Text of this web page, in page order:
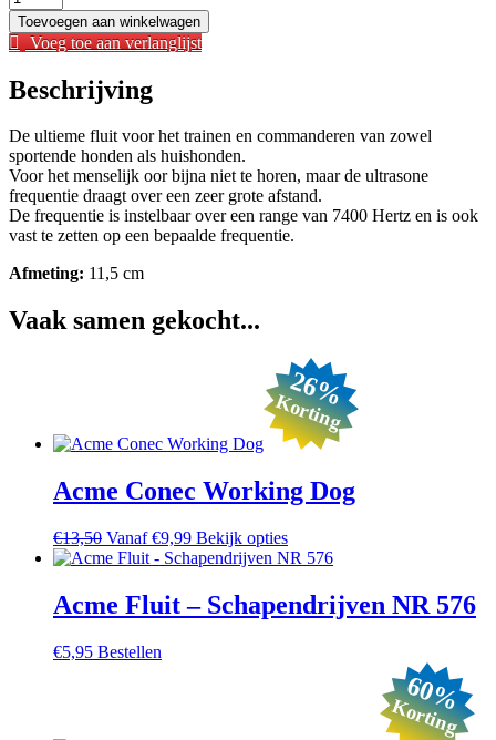
Fluit
met
Kettinkje
Toevoegen aan winkelwagen
Voeg toe aan verlanglijst
Beschrijving
De ultieme fluit voor het trainen en commanderen van zowel
sportende honden als huishonden.
Voor het menselijk oor bijna niet te horen, maar de ultrasone
frequentie draagt over een zeer grote afstand.
De frequentie is instelbaar over een range van 7400 Hertz en is ook
vast te zetten op een bepaalde frequentie.
Afmeting: 11,5 cm
Vaak samen gekocht...
26%
Korting
Acme Conec Working Dog
€13,50 Oorspronkelijke
prijs
13,50
Vanaf €9,99Huidige
prijs
9,99 .
Bekijk optiesDit
product
meerdere
variaties.
Acme Fluit – Schapendrijven NR 576
€5,95 Bestellen
60%
Korting